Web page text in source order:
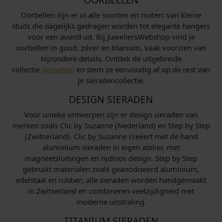
Oorbellen zijn er in alle soorten en maten: van kleine
studs die dagelijks gedragen worden tot elegante hangers
voor een avond uit. Bij JuweliersWebshop vind je
oorbellen in goud, zilver en titanium, vaak voorzien van
bijzondere details. Ontdek de uitgebreide
collectie oorbellen en stem ze eenvoudig af op de rest van
je sieradencollectie.
DESIGN SIERADEN
Voor unieke ontwerpen zijn er design sieraden van
merken zoals Clic by Suzanne (Nederland) en Step by Step
(Zwitserland). Clic by Suzanne creëert met de hand
aluminium sieraden in eigen atelier, met
magneetsluitingen en tijdloos design. Step by Step
gebruikt materialen zoals geanodiseerd aluminium,
edelstaal en rubber; alle sieraden worden handgemaakt
in Zwitserland en combineren veelzijdigheid met
moderne uitstraling.